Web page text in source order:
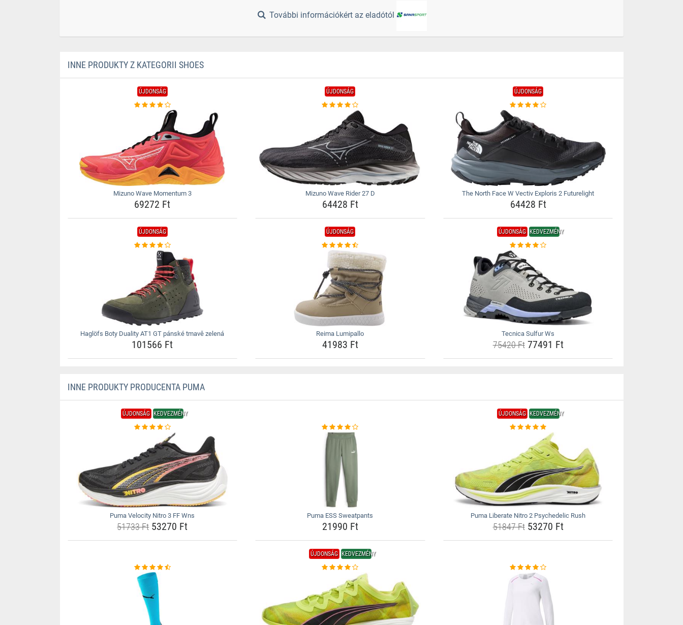
További információkért az eladótól
INNE PRODUKTY Z KATEGORII SHOES
ÚJDONSÁG
Mizuno Wave Momentum 3
69272 Ft
ÚJDONSÁG
Mizuno Wave Rider 27 D
64428 Ft
ÚJDONSÁG
The North Face W Vectiv Exploris 2 Futurelight
64428 Ft
ÚJDONSÁG
Haglöfs Boty Duality AT1 GT pánské tmavě zelená
101566 Ft
ÚJDONSÁG
Reima Lumipallo
41983 Ft
ÚJDONSÁG KEDVEZMÉNY
Tecnica Sulfur Ws
75420 Ft77491 Ft
INNE PRODUKTY PRODUCENTA PUMA
ÚJDONSÁG KEDVEZMÉNY
Puma Velocity Nitro 3 FF Wns
51733 Ft53270 Ft
Puma ESS Sweatpants
21990 Ft
ÚJDONSÁG KEDVEZMÉNY
Puma Liberate Nitro 2 Psychedelic Rush
51847 Ft53270 Ft
ÚJDONSÁG KEDVEZMÉNY